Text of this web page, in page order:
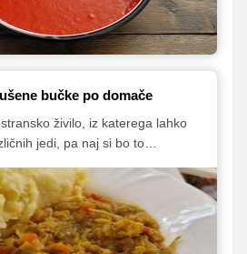
bučke po domače
živilo, iz katerega lahko
jedi, pa naj si bo to
jedmi so tudi dušene bučke,
pripravljale iz velikih buč,
semena. Večinoma se postrežejo
spremljavi kuhanega krompirja,